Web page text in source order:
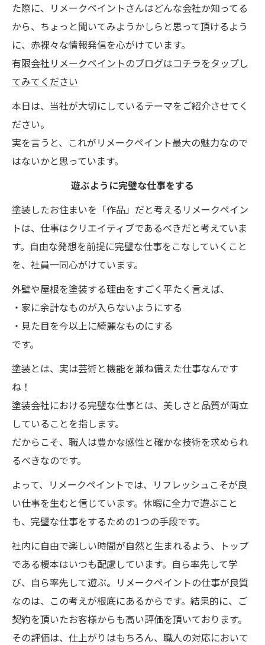
た際に、リメークペイントさんはどんな会社か知ってる
から、ちょっと聞いてみようかしらと思って頂けるよう
に、赤裸々な情報発信を心がけています。
有限会社リメークペイントのブログはコチラをタップし
てみてください
本日は、当社が大切にしているテーマをご紹介させてく
ださい。
実を言うと、これがリメークペイント最大の魅力なので
はないかと思っています。
遊ぶように完璧な仕事をする
塗装したお住まいを「作品」だと考えるリメークペイン
トは、仕事はクリエイティブであるべきだと考えていま
す。自由な発想を前提に完璧な仕事をこなしていくこと
を、社員一同心がけています。
外壁や屋根を塗装する理由をすごく平たく言えば、
・家に余計なものが入らないようにする
・見た目を今以上に綺麗なものにする
です。
塗装とは、実は芸術と機能を兼ね備えた仕事なんです
ね！
塗装会社における完璧な仕事とは、美しさと品質が両立
していることを指します。
だからこそ、職人は豊かな感性と確かな技術を求められ
るべきなのです。
よって、リメークペイントでは、リフレッシュこそが良
い仕事を生むと信じています。休暇に全力で遊ぶこと
も、完璧な仕事をするための1つの手段です。
社内に自由で楽しい時間が自然と生まれるよう、トップ
である榎本はいつも配慮しています。自ら率先して学
び、自ら率先して遊ぶ。リメークペイントの仕事が良質
なのは、この考えが根底にあるからです。結果的に、ご
契約を頂いたお客様からも高い評価を頂いております。
その評価は、仕上がりはもちろん、職人の対応において